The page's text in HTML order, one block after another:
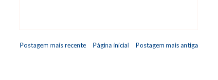
Postagem mais recente Postagem mais antiga
Página inicial